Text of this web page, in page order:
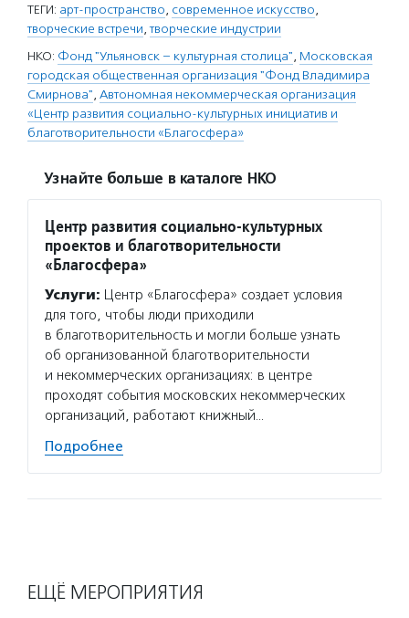
ТЕГИ: арт-пространство, современное искусство,
творческие встречи,творческие индустрии
НКО: Фонд "Ульяновск – культурная столица", Московская
городская общественная организация "Фонд Владимира
Смирнова", Автономная некоммерческая организация
«Центр развития социально-культурных инициатив и
благотворительности «Благосфера»
Узнайте больше в каталоге НКО
Центр развития социально-культурных
проектов и благотворительности
«Благосфера»
Услуги: Центр «Благосфера» создает условия
для того, чтобы люди приходили
в благотворительность и могли больше узнать
об организованной благотворительности
и некоммерческих организациях: в центре
проходят события московских некоммерческих
организаций, работают книжный…
Подробнее
ЕЩЁ МЕРОПРИЯТИЯ